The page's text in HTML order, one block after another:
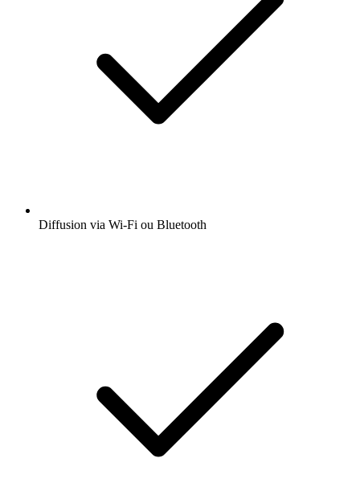
Diffusion via Wi-Fi ou Bluetooth